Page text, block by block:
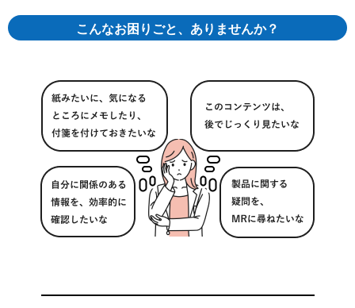
こんなお困りごと、ありませんか？